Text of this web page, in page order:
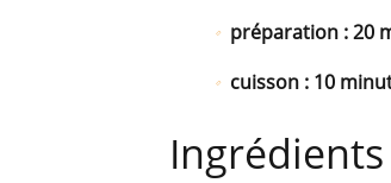
préparation : 20
cuisson : 10